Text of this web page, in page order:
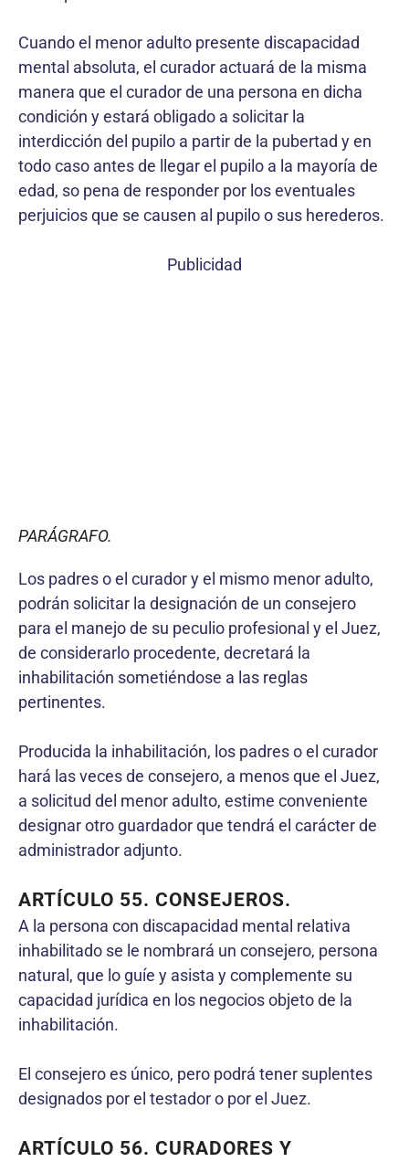
Cuando el menor adulto presente discapacidad
mental absoluta, el curador actuará de la misma
manera que el curador de una persona en dicha
condición y estará obligado a solicitar la
interdicción del pupilo a partir de la pubertad y en
todo caso antes de llegar el pupilo a la mayoría de
edad, so pena de responder por los eventuales
perjuicios que se causen al pupilo o sus herederos.
Publicidad
PARÁGRAFO.
Los padres o el curador y el mismo menor adulto,
podrán solicitar la designación de un consejero
para el manejo de su peculio profesional y el Juez,
de considerarlo procedente, decretará la
inhabilitación sometiéndose a las reglas
pertinentes.
Producida la inhabilitación, los padres o el curador
hará las veces de consejero, a menos que el Juez,
a solicitud del menor adulto, estime conveniente
designar otro guardador que tendrá el carácter de
administrador adjunto.
ARTÍCULO 55. CONSEJEROS.
A la persona con discapacidad mental relativa
inhabilitado se le nombrará un consejero, persona
natural, que lo guíe y asista y complemente su
capacidad jurídica en los negocios objeto de la
inhabilitación.
El consejero es único, pero podrá tener suplentes
designados por el testador o por el Juez.
ARTÍCULO 56. CURADORES Y